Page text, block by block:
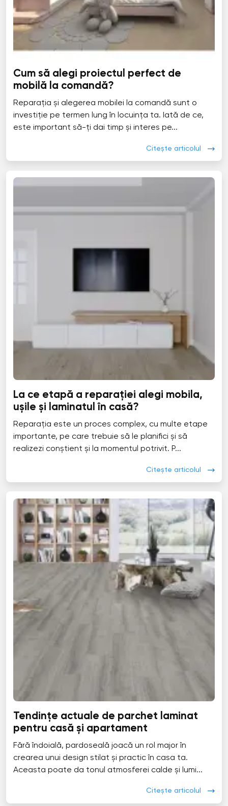
Cum să alegi proiectul perfect de
mobilă la comandă?
Reparația și alegerea mobilei la comandă sunt o
investiție pe termen lung în locuința ta. Iată de ce,
este important să-ți dai timp și interes pe...
Citește articolul
La ce etapă a reparației alegi mobila,
ușile și laminatul în casă?
Reparația este un proces complex, cu multe etape
importante, pe care trebuie să le planifici și să
realizezi conștient și la momentul potrivit. P...
Citește articolul
Tendințe actuale de parchet laminat
pentru casă și apartament
Fără îndoială, pardoseală joacă un rol major în
crearea unui design stilat și practic în casa ta.
Aceasta poate da tonul atmosferei calde și lumi...
Citește articolul